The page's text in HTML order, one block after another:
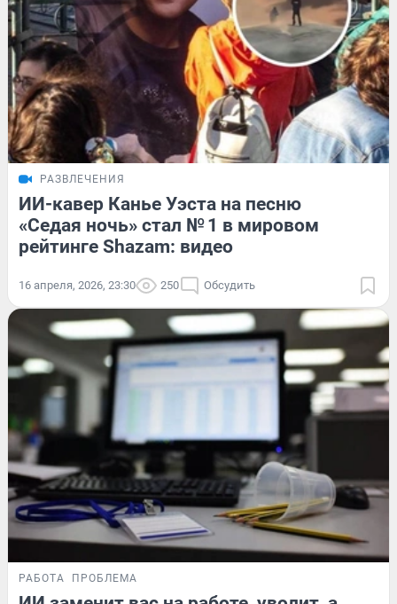
РАЗВЛЕЧЕНИЯ
ИИ-кавер Канье Уэста на песню
«Седая ночь» стал № 1 в мировом
рейтинге Shazam: видео
16 апреля, 2026, 23:30 250 Обсудить
РАБОТА ПРОБЛЕМА